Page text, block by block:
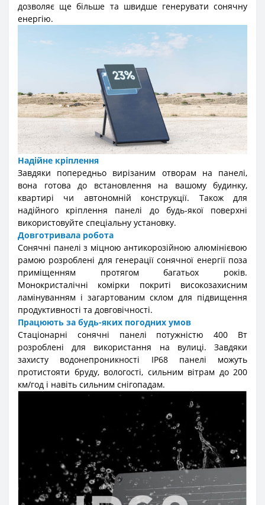
дозволяє ще більше та швидше генерувати сонячну
енергію.
Надійне кріплення
Завдяки попередньо вирізаним отворам на панелі,
вона готова до встановлення на вашому будинку,
квартирі чи автономній конструкції. Також для
надійного кріплення панелі до будь-якої поверхні
використовуйте спеціальну установку.
Довготривала робота
Сонячні панелі з міцною антикорозійною алюмінієвою
рамою розроблені для генерації сонячної енергії поза
приміщенням протягом багатьох років.
Монокристалічні комірки покриті високозахисним
ламінуванням і загартованим склом для підвищення
продуктивності та довговічності.
Працюють за будь-яких погодних умов
Стаціонарні сонячні панелі потужністю 400 Вт
розроблені для використання на вулиці. Завдяки
захисту водонепроникності IP68 панелі можуть
протистояти бруду, вологості, сильним вітрам до 200
км/год і навіть сильним снігопадам.